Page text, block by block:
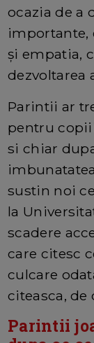
ocazia de a
importante,
și empatia,
dezvoltarea
Parintii ar
pentru
si chiar
sustin noi
la
scadere
care citesc
culcare
citeasca, de
Parintii